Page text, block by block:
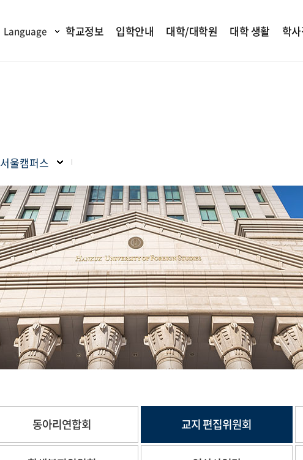
Language 학교정보 입학안내 대학/대학원 대학 생활 학
서울캠퍼스
동아리연합회 교지 편집위원회